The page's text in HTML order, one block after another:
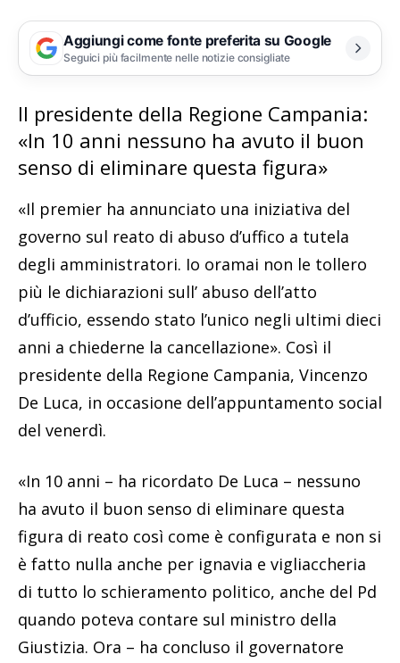
Aggiungi come fonte preferita su Google
Seguici più facilmente nelle notizie consigliate
Il presidente della Regione Campania:
«In 10 anni nessuno ha avuto il buon
senso di eliminare questa figura»
«Il premier ha annunciato una iniziativa del
governo sul reato di abuso d’uffico a tutela
degli amministratori. Io oramai non le tollero
più le dichiarazioni sull’ abuso dell’atto
d’ufficio, essendo stato l’unico negli ultimi dieci
anni a chiederne la cancellazione». Così il
presidente della Regione Campania, Vincenzo
De Luca, in occasione dell’appuntamento social
del venerdì.
«In 10 anni – ha ricordato De Luca – nessuno
ha avuto il buon senso di eliminare questa
figura di reato così come è configurata e non si
è fatto nulla anche per ignavia e vigliaccheria
di tutto lo schieramento politico, anche del Pd
quando poteva contare sul ministro della
Giustizia. Ora – ha concluso il governatore